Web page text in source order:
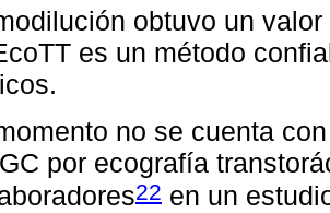
obtuvo un
es un método
no se cuenta
por ecografía
22 en un